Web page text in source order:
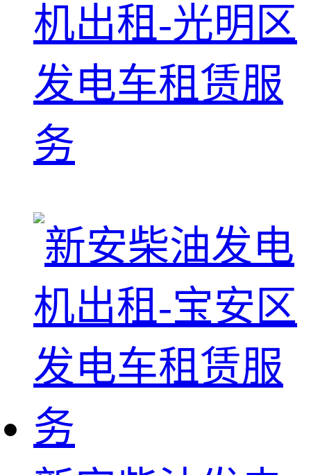
机出租-光明区
发电车租赁服
务